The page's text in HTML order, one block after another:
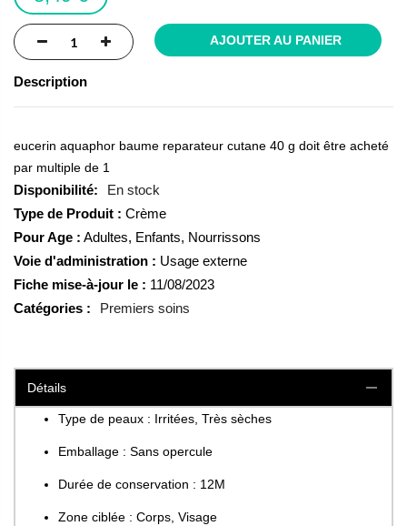
AJOUTER AU PANIER
Description
eucerin aquaphor baume reparateur cutane 40 g doit être acheté
par multiple de 1
En stock
Type de Produit : Crème
Pour Age : Adultes, Enfants, Nourrissons
Voie d'administration : Usage externe
Fiche mise-à-jour le : 11/08/2023
Catégories :
Premiers soins
Détails
Type de peaux : Irritées, Très sèches
Emballage : Sans opercule
Durée de conservation : 12M
Zone ciblée : Corps, Visage